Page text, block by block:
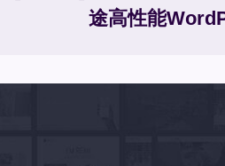
途高性能